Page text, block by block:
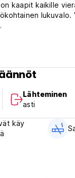
kaapit kaikille
lukuvalo.
on
(Auto-
Lähteminen
asti
käy